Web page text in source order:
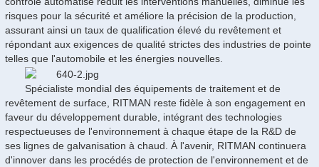
risques pour la sécurité et améliore la précision de la production,
assurant ainsi un taux de qualification élevé du revêtement et
répondant aux exigences de qualité strictes des industries de pointe
telles que l'automobile et les énergies nouvelles.
Spécialiste mondial des équipements de traitement et de
revêtement de surface, RITMAN reste fidèle à son engagement en
faveur du développement durable, intégrant des technologies
respectueuses de l'environnement à chaque étape de la R&D de
ses lignes de galvanisation à chaud. À l'avenir, RITMAN continuera
d'innover dans les procédés de protection de l'environnement et de